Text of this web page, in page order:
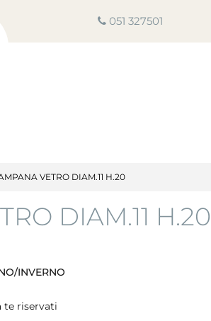
051 327501
VETRO DIAM.11 H.20
DIAM.11 H.20
INVERNO
te riservati